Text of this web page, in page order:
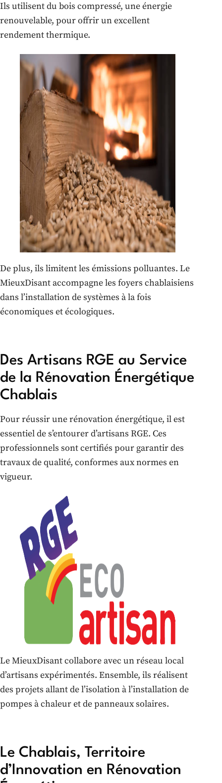
Ils utilisent du bois compressé, une énergie
renouvelable, pour offrir un excellent
rendement thermique.
De plus, ils limitent les émissions polluantes. Le
MieuxDisant accompagne les foyers chablaisiens
dans l’installation de systèmes à la fois
économiques et écologiques.
Des Artisans RGE au Service
de la Rénovation Énergétique
Chablais
Pour réussir une rénovation énergétique, il est
essentiel de s’entourer d’artisans RGE. Ces
professionnels sont certifiés pour garantir des
travaux de qualité, conformes aux normes en
vigueur.
Le MieuxDisant collabore avec un réseau local
d’artisans expérimentés. Ensemble, ils réalisent
des projets allant de l’isolation à l’installation de
pompes à chaleur et de panneaux solaires.
Le Chablais, Territoire
d’Innovation en Rénovation